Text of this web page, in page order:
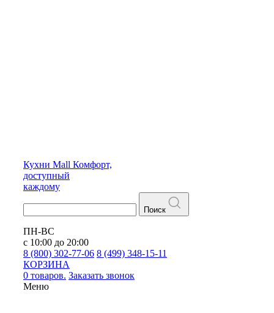
Кухни Mall Комфорт,
доступный
каждому
Поиск
ПН-ВС
с 10:00 до 20:00
8 (800) 302-77-06 8 (499) 348-15-11
КОРЗИНА
0 товаров. Заказать звонок
Меню